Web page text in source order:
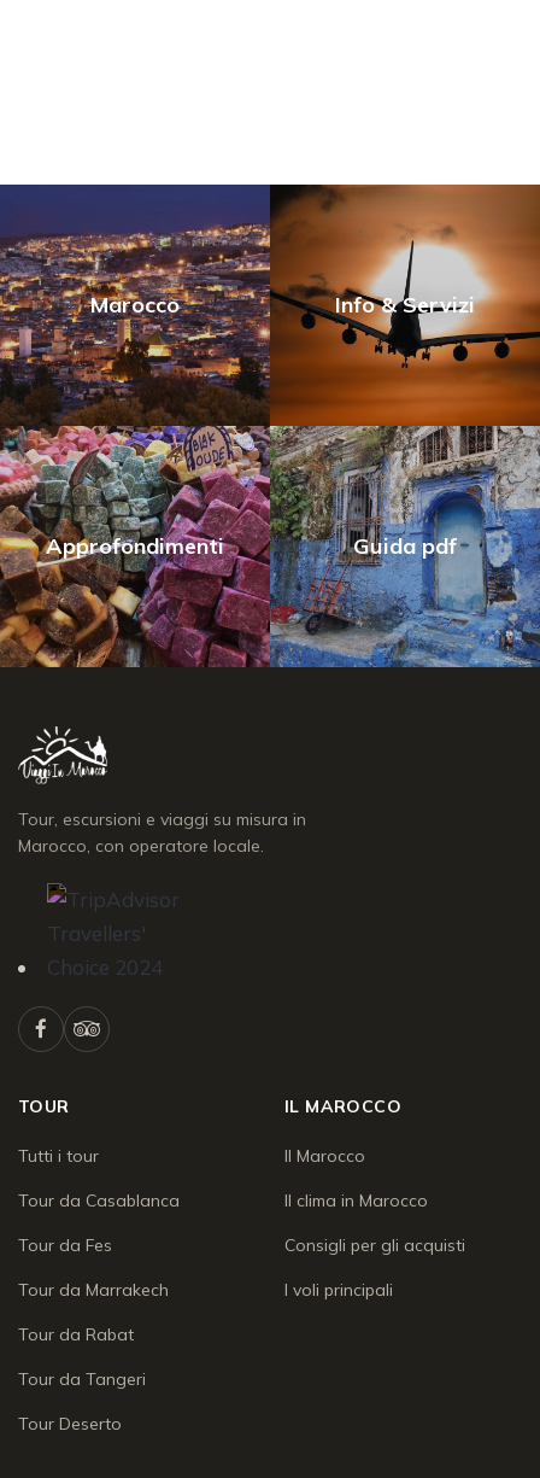
Marocco Info & Servizi
Approfondimenti Guida pdf
Tour, escursioni e viaggi su misura in
Marocco, con operatore locale.
TOUR
Tutti i tour
Tour da Casablanca
Tour da Fes
Tour da Marrakech
Tour da Rabat
Tour da Tangeri
Tour Deserto
IL MAROCCO
Il Marocco
Il clima in Marocco
Consigli per gli acquisti
I voli principali